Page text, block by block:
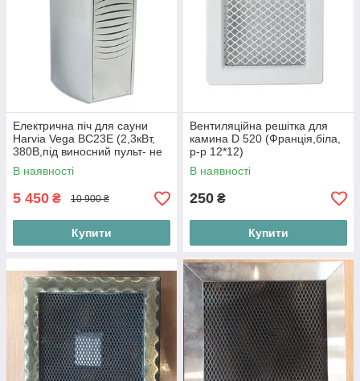
Електрична піч для сауни
Harvia Vega BC23Е (2,3кВт,
380В,під виносний пульт- не
постачається у комплекті)
В наявності
5 450 ₴ 10 900 ₴
Купити
Вентиляційна решітка для
камина D 520 (Франція,біла,
р-р 12*12)
В наявності
250 ₴
Купити